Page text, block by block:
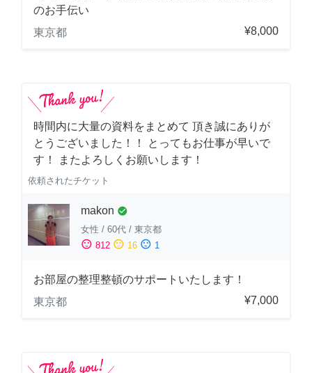
のお手伝い
東京都
¥8,000
時間内に大量の資料をまとめて 頂き誠にありが
とうございました！！ とってもお仕事が早いで
す！ またよろしくお願いします！
依頼されたチケット
makon check_circle
女性 / 60代 / 東京都
sentiment_satisfied 812 sentiment_neutral 16 sentiment_dissatisfied 1
お部屋の整理整頓のサポートいたします！
東京都
¥7,000